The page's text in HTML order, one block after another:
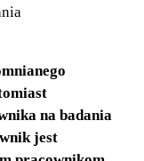
na badania
jest